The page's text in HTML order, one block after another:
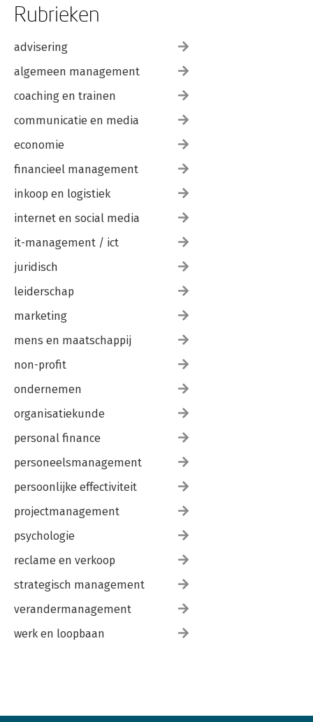
Rubrieken
advisering
algemeen management
coaching en trainen
communicatie en media
economie
financieel management
inkoop en logistiek
internet en social media
it-management / ict
juridisch
leiderschap
marketing
mens en maatschappij
non-profit
ondernemen
organisatiekunde
personal finance
personeelsmanagement
persoonlijke effectiviteit
projectmanagement
psychologie
reclame en verkoop
strategisch management
verandermanagement
werk en loopbaan